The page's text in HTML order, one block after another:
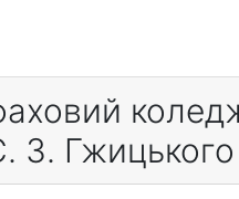
З. Гжицького